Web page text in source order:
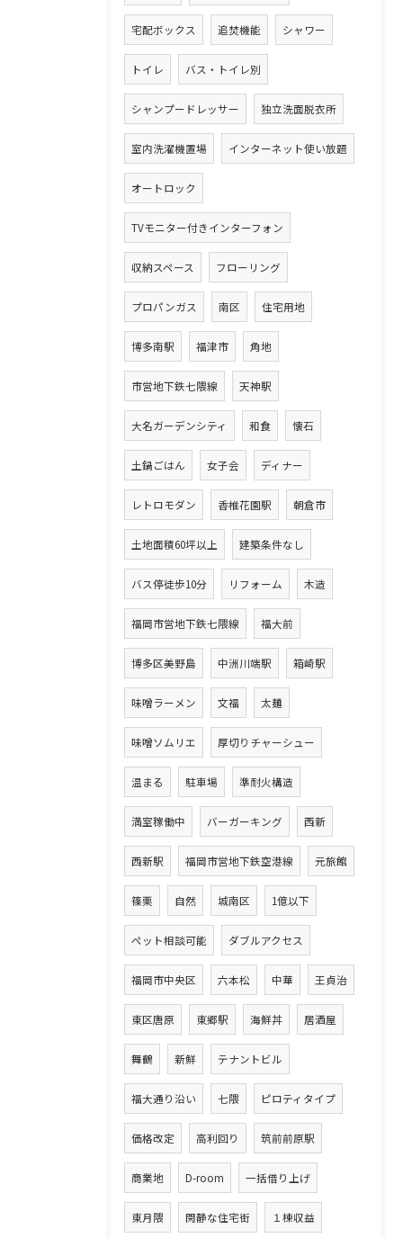
宅配ボックス 追焚機能 シャワー
トイレ バス・トイレ別
シャンプードレッサー 独立洗面脱衣所
室内洗濯機置場 インターネット使い放題
オートロック
TVモニター付きインターフォン
収納スペース フローリング
プロパンガス 南区 住宅用地
博多南駅 福津市 角地
市営地下鉄七隈線 天神駅
大名ガーデンシティ 和食 懐石
土鍋ごはん 女子会 ディナー
レトロモダン 香椎花園駅 朝倉市
土地面積60坪以上 建築条件なし
バス停徒歩10分 リフォーム 木造
福岡市営地下鉄七隈線 福大前
博多区美野島 中洲川端駅 箱崎駅
味噌ラーメン 文福 太麺
味噌ソムリエ 厚切りチャーシュー
温まる 駐車場 準耐火構造
満室稼働中 バーガーキング 西新
西新駅 福岡市営地下鉄空港線 元旅館
篠栗 自然 城南区 1億以下
ペット相談可能 ダブルアクセス
福岡市中央区 六本松 中華 王貞治
東区唐原 東郷駅 海鮮丼 居酒屋
舞鶴 新鮮 テナントビル
福大通り沿い 七隈 ピロティタイプ
価格改定 高利回り 筑前前原駅
商業地 D-room 一括借り上げ
東月隈 閑静な住宅街 １棟収益